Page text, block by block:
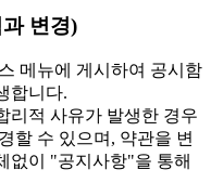
변경)
메뉴에 게시하여 공시함
합니다.
적 사유가 발생한 경우
할 수 있으며, 약관을 변
없이 "공지사항"을 통해